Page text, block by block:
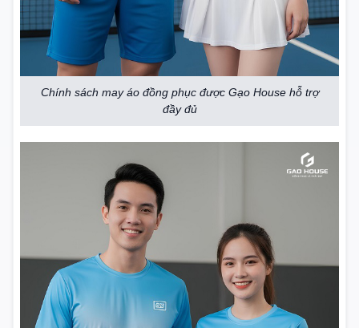
Chính sách may áo đồng phục được Gạo House hỗ trợ
đầy đủ